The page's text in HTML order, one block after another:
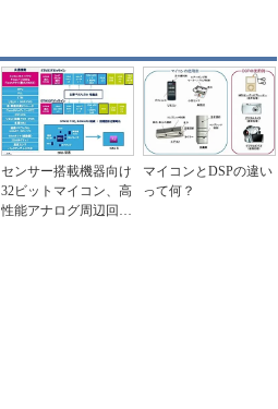
センサー搭載機器向け
32ビットマイコン、高
性能アナログ周辺回路
マイコンとDSPの違い
って何？